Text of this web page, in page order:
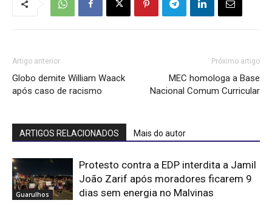
Artigo anterior
Globo demite William Waack
após caso de racismo
Próximo artigo
MEC homologa a Base
Nacional Comum Curricular
ARTIGOS RELACIONADOS Mais do autor
Guarulhos
Protesto contra a EDP interdita a Jamil
João Zarif após moradores ficarem 9
dias sem energia no Malvinas